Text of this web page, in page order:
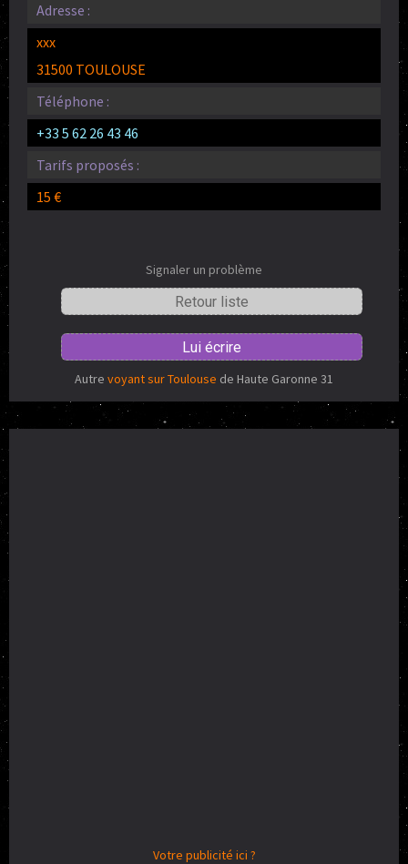
Adresse :
xxx
31500 TOULOUSE
Téléphone :
+33 5 62 26 43 46
Tarifs proposés :
15 €
Signaler un problème
Retour liste
Lui écrire
Autre voyant sur Toulouse de Haute Garonne 31
Votre publicité ici ?